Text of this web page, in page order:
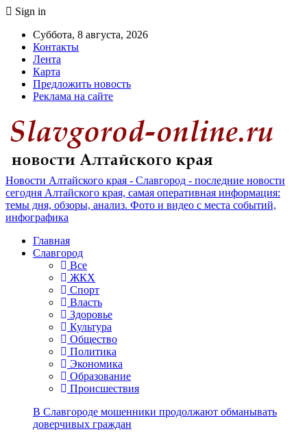
Sign in
Суббота, 8 августа, 2026
Контакты
Лента
Карта
Предложить новость
Реклама на сайте
Новости Алтайского края - Славгород - последние новости
сегодня Алтайского края, самая оперативная информация:
темы дня, обзоры, анализ. Фото и видео с места событий,
инфографика
Главная
Славгород
Все
ЖКХ
Спорт
Власть
Здоровье
Культура
Общество
Политика
Экономика
Образование
Происшествия
В Славгороде мошенники продолжают обманывать
доверчивых граждан